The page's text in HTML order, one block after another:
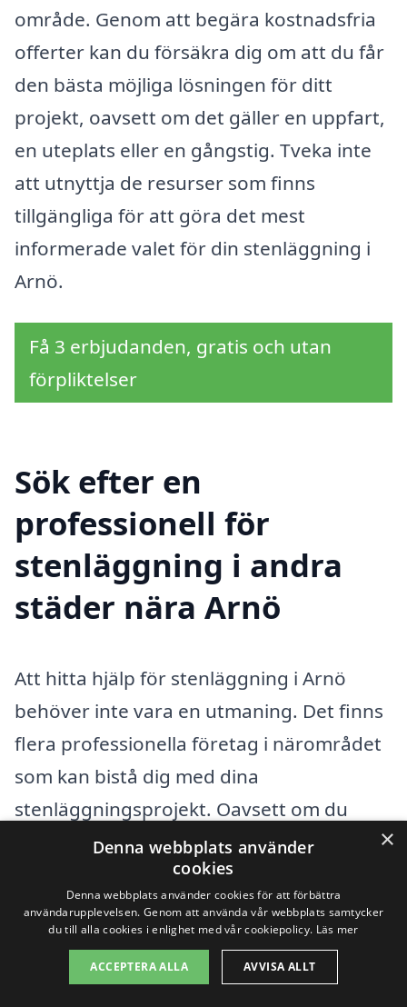
område. Genom att begära kostnadsfria
offerter kan du försäkra dig om att du får
den bästa möjliga lösningen för ditt
projekt, oavsett om det gäller en uppfart,
en uteplats eller en gångstig. Tveka inte
att utnyttja de resurser som finns
tillgängliga för att göra det mest
informerade valet för din stenläggning i
Arnö.
Få 3 erbjudanden, gratis och utan
förpliktelser
Sök efter en
professionell för
stenläggning i andra
städer nära Arnö
Att hitta hjälp för stenläggning i Arnö
behöver inte vara en utmaning. Det finns
flera professionella företag i närområdet
som kan bistå dig med dina
stenläggningsprojekt. Oavsett om du
planerar att lägga en ny uppfart, en altan
eller en gångväg, så finns det erfarna
hantverkare som kan hjälpa dig att
förverkliga dina visioner.
×
Denna webbplats använder
cookies
Denna webbplats använder cookies för att förbättra
användarupplevelsen. Genom att använda vår webbplats samtycker
du till alla cookies i enlighet med vår cookiepolicy. Läs mer
ACCEPTERA ALLA AVVISA ALLT